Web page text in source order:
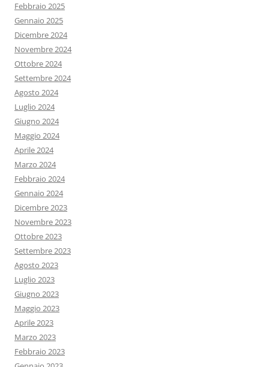
Febbraio 2025
Gennaio 2025
Dicembre 2024
Novembre 2024
Ottobre 2024
Settembre 2024
Agosto 2024
Luglio 2024
Giugno 2024
Maggio 2024
Aprile 2024
Marzo 2024
Febbraio 2024
Gennaio 2024
Dicembre 2023
Novembre 2023
Ottobre 2023
Settembre 2023
Agosto 2023
Luglio 2023
Giugno 2023
Maggio 2023
Aprile 2023
Marzo 2023
Febbraio 2023